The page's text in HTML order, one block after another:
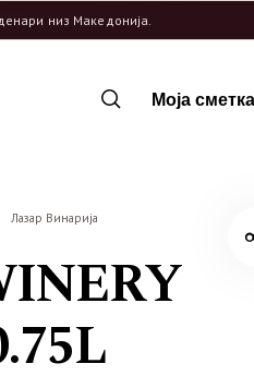
низ Македонија.
Моја сметка
Лазар Винарија